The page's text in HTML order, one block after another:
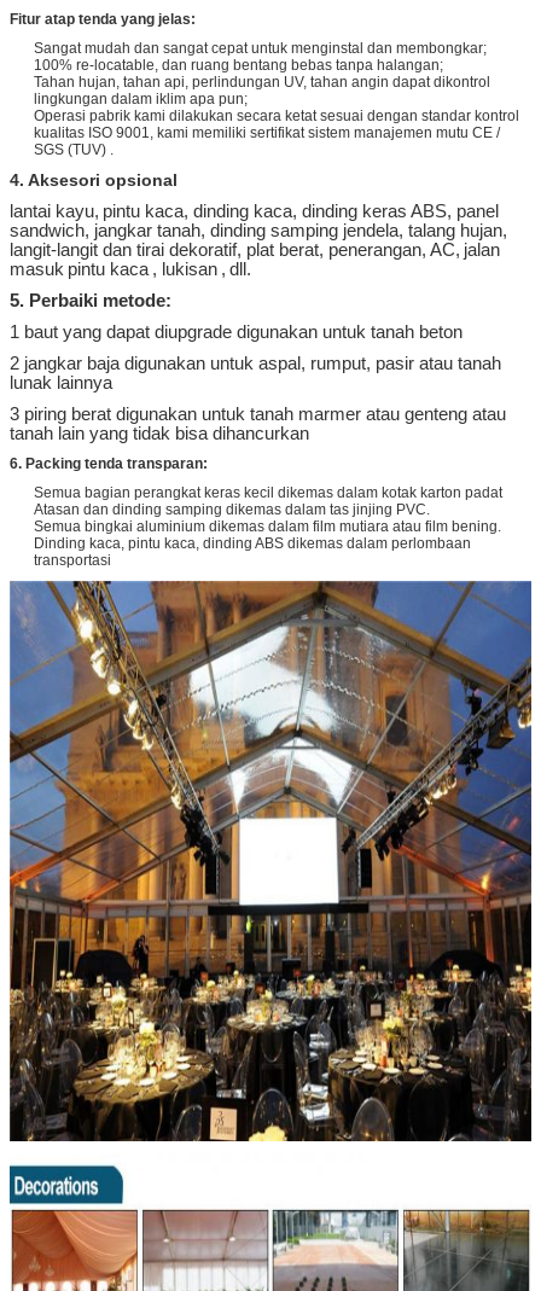
kubus
10 m ~ 30 m
Fitur atap tenda yang jelas:
Sangat mudah dan sangat cepat untuk menginstal dan membongkar;
100% re-locatable, dan ruang bentang bebas tanpa halangan;
Tahan hujan, tahan api, perlindungan UV, tahan angin dapat dikontrol
lingkungan dalam iklim apa pun;
Operasi pabrik kami dilakukan secara ketat sesuai dengan standar kontrol
kualitas ISO 9001, kami memiliki sertifikat sistem manajemen mutu CE /
SGS (TUV) .
4. Aksesori opsional
lantai kayu, pintu kaca, dinding kaca, dinding keras ABS, panel
sandwich, jangkar tanah, dinding samping jendela, talang hujan,
langit-langit dan tirai dekoratif, plat berat, penerangan, AC, jalan
masuk pintu kaca , lukisan , dll.
5. Perbaiki metode:
1 baut yang dapat diupgrade digunakan untuk tanah beton
2 jangkar baja digunakan untuk aspal, rumput, pasir atau tanah
lunak lainnya
3 piring berat digunakan untuk tanah marmer atau genteng atau
tanah lain yang tidak bisa dihancurkan
6. Packing tenda transparan:
Semua bagian perangkat keras kecil dikemas dalam kotak karton padat
Atasan dan dinding samping dikemas dalam tas jinjing PVC.
Semua bingkai aluminium dikemas dalam film mutiara atau film bening.
Dinding kaca, pintu kaca, dinding ABS dikemas dalam perlombaan
transportasi